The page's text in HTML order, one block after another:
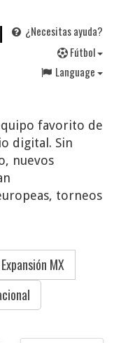
¿Necesitas ayuda?
Fútbol
Language
favorito de
digital. Sin
nuevos
torneos
MX